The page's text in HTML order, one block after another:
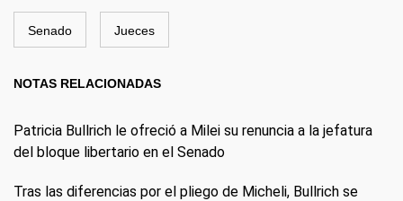
Senado Jueces
NOTAS RELACIONADAS
Patricia Bullrich le ofreció a Milei su renuncia a la jefatura
del bloque libertario en el Senado
Tras las diferencias por el pliego de Micheli, Bullrich se